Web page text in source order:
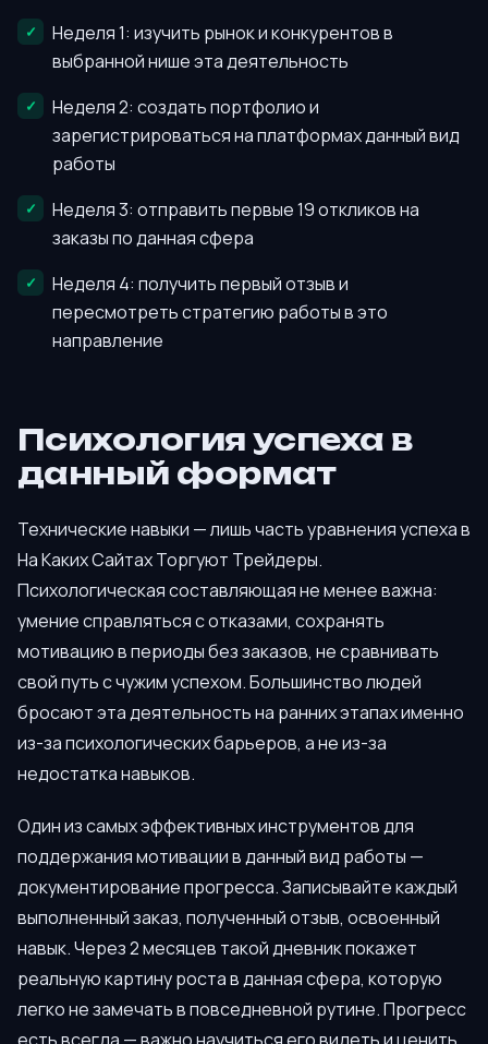
Неделя 1: изучить рынок и конкурентов в
выбранной нише эта деятельность
Неделя 2: создать портфолио и
зарегистрироваться на платформах данный вид
работы
Неделя 3: отправить первые 19 откликов на
заказы по данная сфера
Неделя 4: получить первый отзыв и
пересмотреть стратегию работы в это
направление
Психология успеха в
данный формат
Технические навыки — лишь часть уравнения успеха в
На Каких Сайтах Торгуют Трейдеры.
Психологическая составляющая не менее важна:
умение справляться с отказами, сохранять
мотивацию в периоды без заказов, не сравнивать
свой путь с чужим успехом. Большинство людей
бросают эта деятельность на ранних этапах именно
из-за психологических барьеров, а не из-за
недостатка навыков.
Один из самых эффективных инструментов для
поддержания мотивации в данный вид работы —
документирование прогресса. Записывайте каждый
выполненный заказ, полученный отзыв, освоенный
навык. Через 2 месяцев такой дневник покажет
реальную картину роста в данная сфера, которую
легко не замечать в повседневной рутине. Прогресс
есть всегда — важно научиться его видеть и ценить.